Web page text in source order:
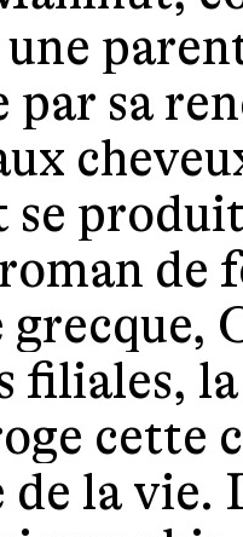
par sa
se
de
filiales,
cette
de la